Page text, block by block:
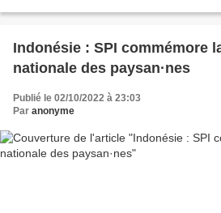
Indonésie : SPI commémore
nationale des paysan·nes
Publié le 02/10/2022 à 23:03
Par anonyme